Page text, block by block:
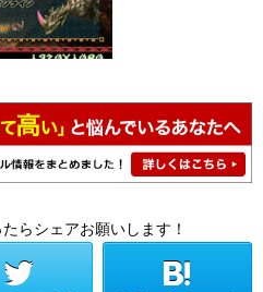
らシェアお願いします！